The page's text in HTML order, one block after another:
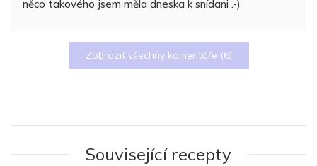
něco takového jsem měla dneska k snídani .-)
Zobrazit všechny komentáře (6)
Související recepty